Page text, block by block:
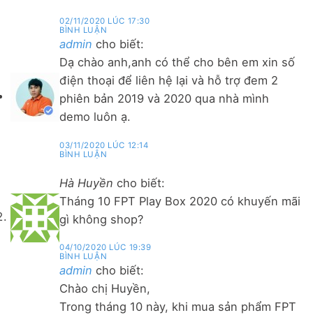
02/11/2020 LÚC 17:30
BÌNH LUẬN
admin cho biết:
Dạ chào anh,anh có thể cho bên em xin số
điện thoại để liên hệ lại và hỗ trợ đem 2
phiên bản 2019 và 2020 qua nhà mình
demo luôn ạ.
03/11/2020 LÚC 12:14
BÌNH LUẬN
Hà Huyền cho biết:
Tháng 10 FPT Play Box 2020 có khuyến mãi
gì không shop?
04/10/2020 LÚC 19:39
BÌNH LUẬN
admin cho biết:
Chào chị Huyền,
Trong tháng 10 này, khi mua sản phẩm FPT